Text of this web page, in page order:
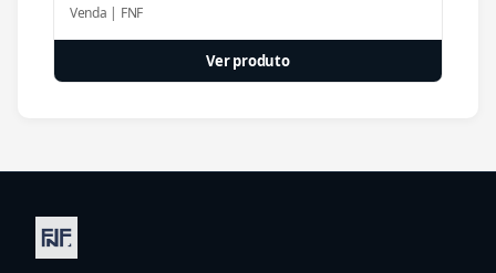
Venda | FNF
Ver produto